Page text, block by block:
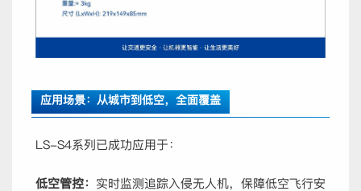
应用场景：从城市到低空，全面覆盖
LS-S4系列已成功应用于：
低空管控： 实时监测追踪入侵无人机，保障低空飞行安